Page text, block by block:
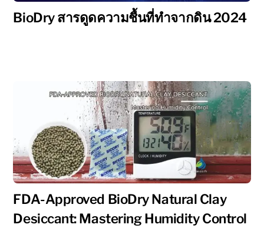
BioDry สารดูดความชื้นที่ทำจากดิน 2024
FDA-Approved BioDry Natural Clay
Desiccant: Mastering Humidity Control